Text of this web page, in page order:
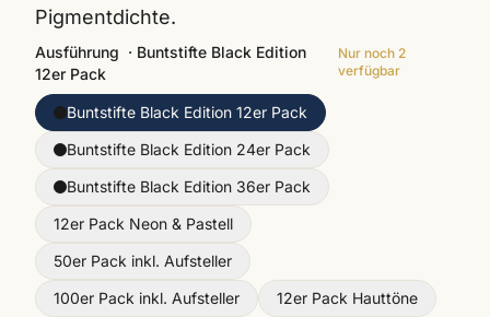
Pigmentdichte.
Ausführung · Buntstifte Black Edition
12er Pack
Nur noch2
verfügbar
Buntstifte Black Edition 12er Pack
Buntstifte Black Edition 24er Pack
Buntstifte Black Edition 36er Pack
12er Pack Neon & Pastell
50er Pack inkl. Aufsteller
100er Pack inkl. Aufsteller
12er Pack Hauttöne